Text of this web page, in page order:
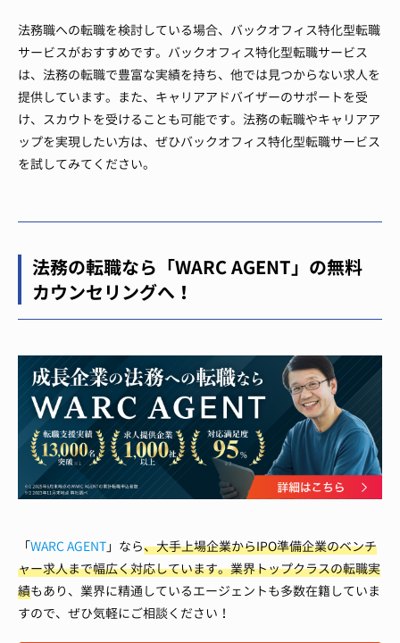
法務職への転職を検討している場合、バックオフィス特化型転職
サービスがおすすめです。バックオフィス特化型転職サービス
は、法務の転職で豊富な実績を持ち、他では見つからない求人を
提供しています。また、キャリアアドバイザーのサポートを受
け、スカウトを受けることも可能です。法務の転職やキャリアア
ップを実現したい方は、ぜひバックオフィス特化型転職サービス
を試してみてください。
法務の転職なら「WARC AGENT」の無料
カウンセリングへ！
「WARC AGENT 」なら、大手上場企業からIPO準備企業のベンチ
ャー求人まで幅広く対応しています。業界トップクラスの転職実
績もあり、業界に精通しているエージェントも多数在籍していま
すので、ぜひ気軽にご相談ください！